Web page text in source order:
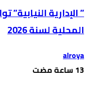
” الإدارية
المحلية لسنة 2026
alroya